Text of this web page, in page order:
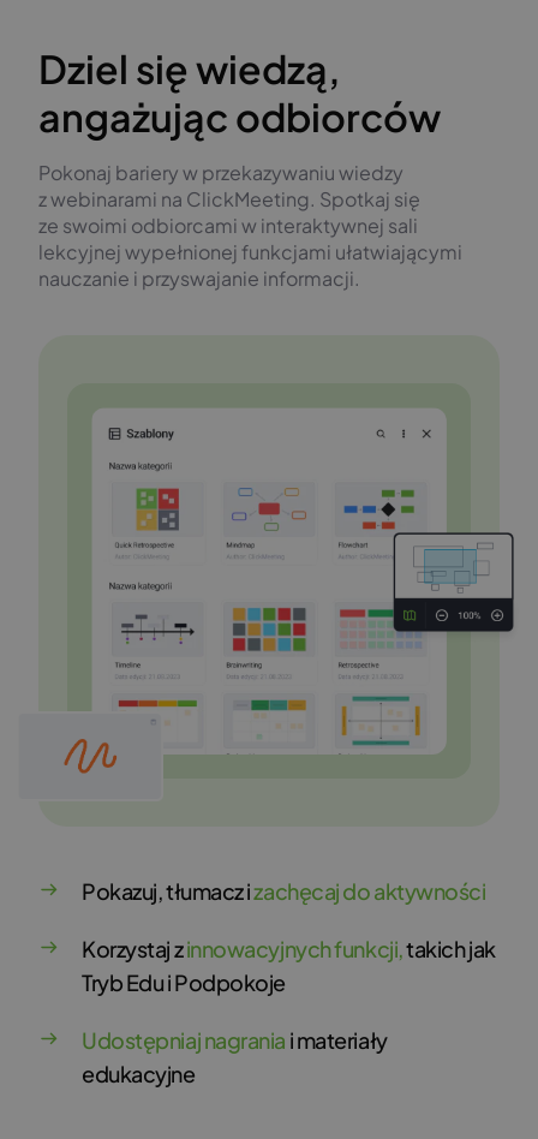
Dziel się wiedzą,
angażując odbiorców
Pokonaj bariery w przekazywaniu wiedzy
z webinarami na ClickMeeting. Spotkaj się
ze swoimi odbiorcami w interaktywnej sali
lekcyjnej wypełnionej funkcjami ułatwiającymi
nauczanie i przyswajanie informacji.
Pokazuj, tłumacz izachęcaj do aktywności
Korzystaj zinnowacyjnych funkcji,takich jak
Tryb Edu i Podpokoje
Udostępniaj nagrania i materiały
edukacyjne